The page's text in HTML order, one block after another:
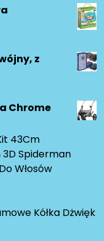
z
Chrome
43Cm
3D Spiderman
Włosów
Kółka Dżwięk